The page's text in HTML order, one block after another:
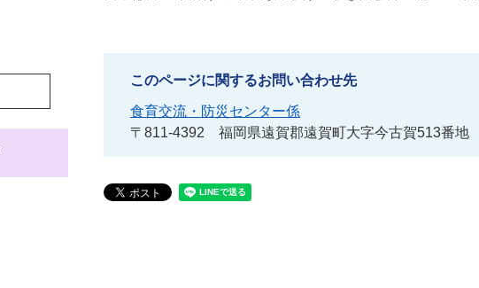
このページに関するお問い合わせ先
食育交流・防災センター係
〒811-4392
福岡県遠賀郡遠賀町大字今古賀513番地